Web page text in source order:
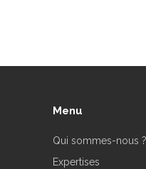
Menu
Qui sommes-nous ?
Expertises